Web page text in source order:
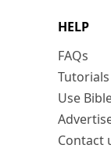
HELP
FAQs
Tutorials
Use
Contact